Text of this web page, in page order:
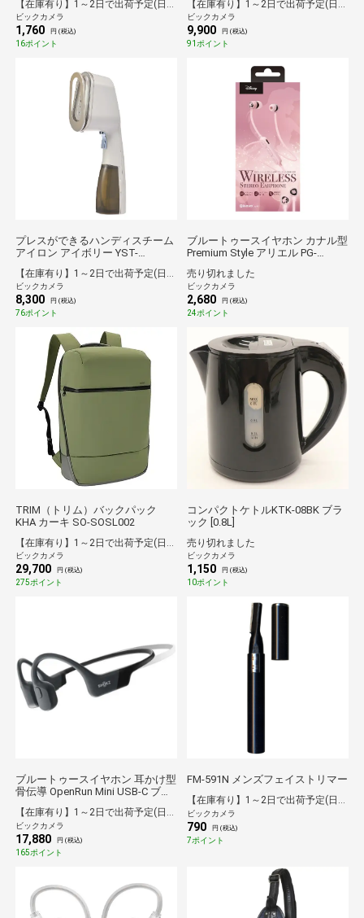
ビックカメラ
1,760 円 (税込)
16ポイント
ビックカメラ
9,900 円 (税込)
91ポイント
プレスができるハンディスチーム
アイロン アイボリー YST-
ビックカメラ
8,300 円 (税込)
76ポイント
ブルートゥースイヤホン カナル型
Premium Style アリエル PG-
コード) /カナル型 /Bluetooth対応]
売り切れました
ビックカメラ
2,680 円 (税込)
24ポイント
TRIM（トリム）バックパック
KHA カーキ SO-SOSL002
【在庫有り】1～2日で出荷予定(日付指定可)
ビックカメラ
29,700 円 (税込)
275ポイント
コンパクトケトルKTK-08BK ブラ
ック [0.8L]
売り切れました
ビックカメラ
1,150 円 (税込)
10ポイント
ブルートゥースイヤホン 耳かけ型
骨伝導 OpenRun Mini USB-C ブラ
ック SKZ-EP-000038 [ワイヤレス
(ネックバンド) /骨伝導型
/Bluetooth対応]
【在庫有り】1～2日で出荷予定(日付指定可)
ビックカメラ
17,880 円 (税込)
165ポイント
FM-591N メンズフェイストリマー
【在庫有り】1～2日で出荷予定(日付指定可)
ビックカメラ
790 円 (税込)
7ポイント